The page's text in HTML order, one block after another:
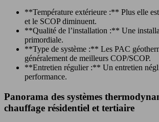
**Température extérieure :** Plus elle
et le SCOP diminuent.
**Qualité de l’installation :** Une
primordiale.
**Type de système :** Les PAC
généralement de meilleurs COP/SCOP.
**Entretien régulier :** Un entretien
performance.
Panorama des systèmes
chauffage résidentiel et tertiaire